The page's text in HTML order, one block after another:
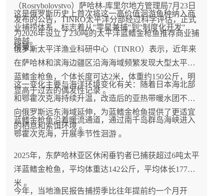
（Rosrybolovstvo）萨哈林-库里尔地方管理局7月23日
发布的公告，TINRO太平洋分部经过科学评估，正式
为2026年设立了230吨的太平洋蓝鳍金枪鱼推荐商业捕
捞量 。
这是俄罗斯历史上首次将这一高价值洄游鱼种纳入商
业捕捞体系，标志着从"零星兼捕"到"制度化开发"的
跨越。
俄罗斯太平洋渔业科研中心（TINRO）表示，近年来
在萨哈林和滨海边疆区沿海海域频繁发现大型太平洋
蓝鳍金枪鱼，个体长度可达2米，体重约150公斤，明
显高于过去的偶发性记录 。
这一变化主要与海洋环境变化有关：随着日本海北部
和鄂霍次克海持续升温，改造后的亚热带暖水团不断
向俄罗斯远东海域延伸，为蓝鳍金枪鱼提供了更适宜
的栖息和索饵环境 。
蓝鳍金枪鱼沿着暖流通道，通过南千岛群岛海峡进入
鄂霍次克海，开展季节性洄游 。
2025年，东萨哈林亚区休闲垂钓者已捕获超过6吨太平
洋蓝鳍金枪鱼，平均体重达142公斤，平均体长177厘
米 。
今年，当地渔民报告捕捞季比往年提前约一个月开